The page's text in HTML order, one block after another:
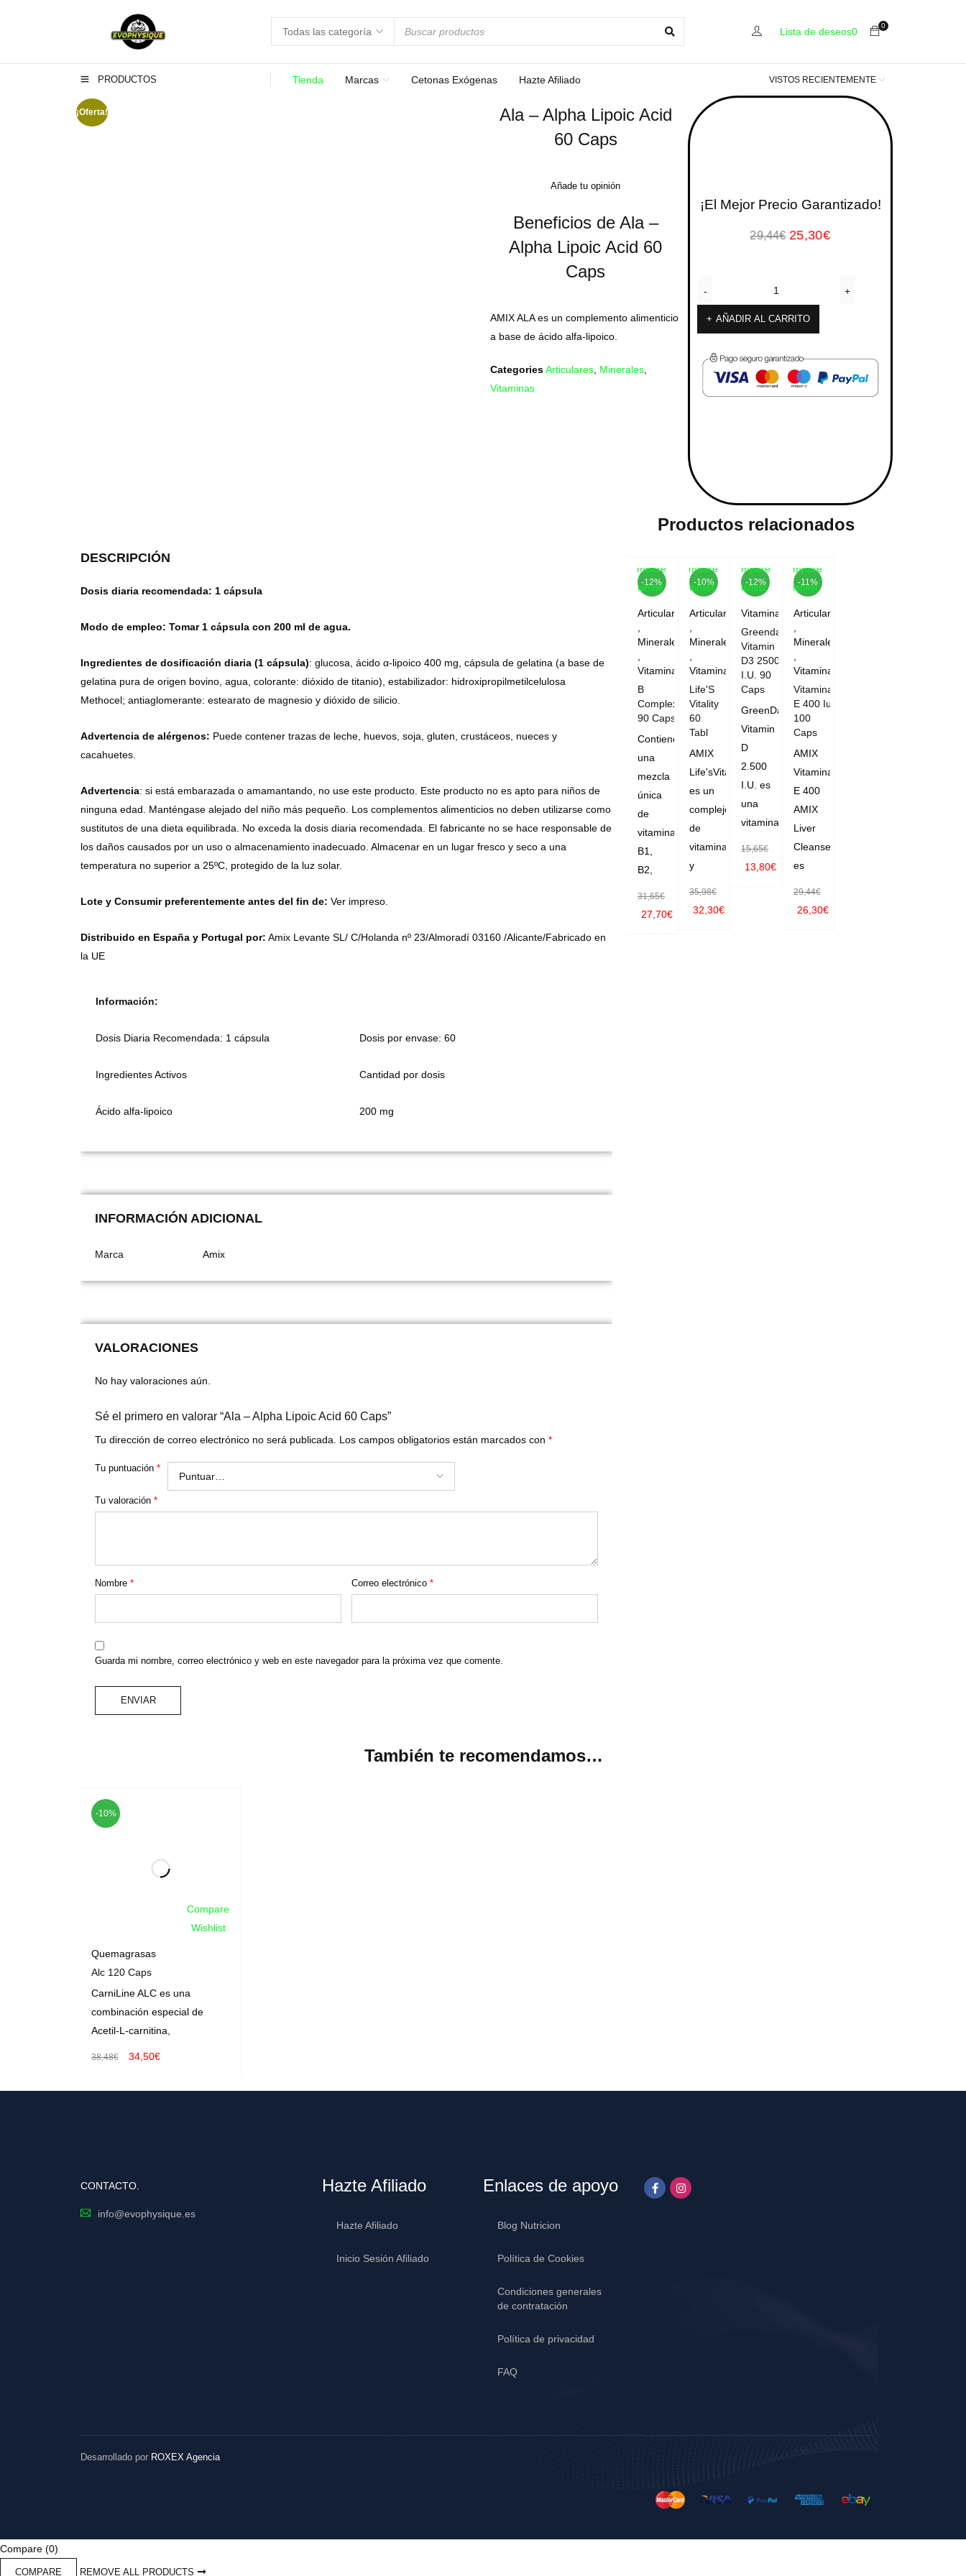
0
Lista de deseos0
PRODUCTOS Tienda Marcas Cetonas Exógenas Hazte Afiliado VISTOS RECIENTEMENTE
¡Oferta!
Ala – Alpha Lipoic Acid
60 Caps
Añade tu opinión
Beneficios de Ala –
Alpha Lipoic Acid 60
Caps
AMIX ALA es un complemento alimenticio
a base de ácido alfa-lipoico.
CategoriesArticulares Minerales
Vitaminas
¡El Mejor Precio Garantizado!
29,44€ 25,30€
AÑADIR AL CARRITO
DESCRIPCIÓN
Dosis diaria recomendada: 1 cápsula
Modo de empleo: Tomar 1 cápsula con 200 ml de agua.
Ingredientes de dosificación diaria (1 cápsula): glucosa, ácido α-lipoico 400 mg, cápsula de gelatina (a base de
gelatina pura de origen bovino, agua, colorante: dióxido de titanio), estabilizador: hidroxipropilmetilcelulosa
Methocel; antiaglomerante: estearato de magnesio y dióxido de silicio.
Advertencia de alérgenos: Puede contener trazas de leche, huevos, soja, gluten, crustáceos, nueces y
cacahuetes.
Advertencia: si está embarazada o amamantando, no use este producto. Este producto no es apto para niños de
ninguna edad. Manténgase alejado del niño más pequeño. Los complementos alimenticios no deben utilizarse como
sustitutos de una dieta equilibrada. No exceda la dosis diaria recomendada. El fabricante no se hace responsable de
los daños causados ​​por un uso o almacenamiento inadecuado. Almacenar en un lugar fresco y seco a una
temperatura no superior a 25ºC, protegido de la luz solar.
Lote y Consumir preferentemente antes del fin de: Ver impreso.
Distribuido en España y Portugal por: Amix Levante SL/ C/Holanda nº 23/Almoradí 03160 /Alicante/Fabricado en
la UE
Información:
Dosis Diaria Recomendada: 1 cápsula Dosis por envase: 60
Ingredientes Activos Cantidad por dosis
Ácido alfa-lipoico 200 mg
INFORMACIÓN ADICIONAL
Marca Amix
VALORACIONES
No hay valoraciones aún.
Sé el primero en valorar “Ala – Alpha Lipoic Acid 60 Caps”
Tu dirección de correo electrónico no será publicada. Los campos obligatorios están marcados con *
Tu puntuación *
Tu valoración *
Nombre * Correo electrónico *
Guarda mi nombre, correo electrónico y web en este navegador para la próxima vez que comente.
Productos relacionados
-12%
Compare
Wishlist
Articulares
Minerales
Vitaminas
B
Complex
90 Caps
Contiene
una
mezcla
única
de
vitaminas
B1,
B2,
31,65€
27,70€
-10%
Compare
Wishlist
Articulares
Minerales
Vitaminas
Life'S
Vitality
60
Tabl
AMIX
Life'sVitality
es un
complejo
de
vitaminas
y
35,98€
32,30€
-12%
Compare
Wishlist
Vitaminas
Greenday
Vitamin
D3 2500
I.U. 90
Caps
GreenDay
Vitamin
D
2.500
I.U. es
una
vitamina
15,65€
13,80€
-11%
Compare
Wishlist
Articulares
Minerales
Vitaminas
Vitamina
E 400 Iu
100
Caps
AMIX
Vitamina
E 400
AMIX
Liver
Cleanse
es
29,44€
26,30€
También te recomendamos…
-10%
Compare
Wishlist
Quemagrasas
Alc 120 Caps
CarniLine ALC es una
combinación especial de
Acetil-L-carnitina,
38,48€ 34,50€
CONTACTO.
info@evophysique.es
Hazte Afiliado
Hazte Afiliado
Inicio Sesión Afiliado
Enlaces de apoyo
Blog Nutricion
Política de Cookies
Condiciones generales
de contratación
Política de privacidad
FAQ
Desarrollado por ROXEX Agencia
Compare (0)
COMPARE REMOVE ALL PRODUCTS